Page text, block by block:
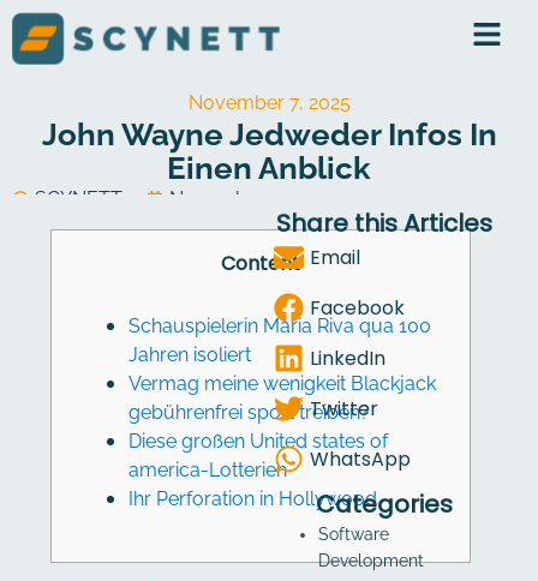
Skip
content
November 7, 2025
John Wayne Jedweder Infos In
Einen Anblick
SCYNETT
November 7, 2025
Software Development
Content
Schauspielerin Maria Riva qua 100
Jahren isoliert
Vermag meine wenigkeit Blackjack
gebührenfrei sport treiben?
Diese großen United states of
america-Lotterien
Ihr Perforation in Hollywood
Share this Articles
Email
Facebook
LinkedIn
Twitter
WhatsApp
Categories
Software
Development